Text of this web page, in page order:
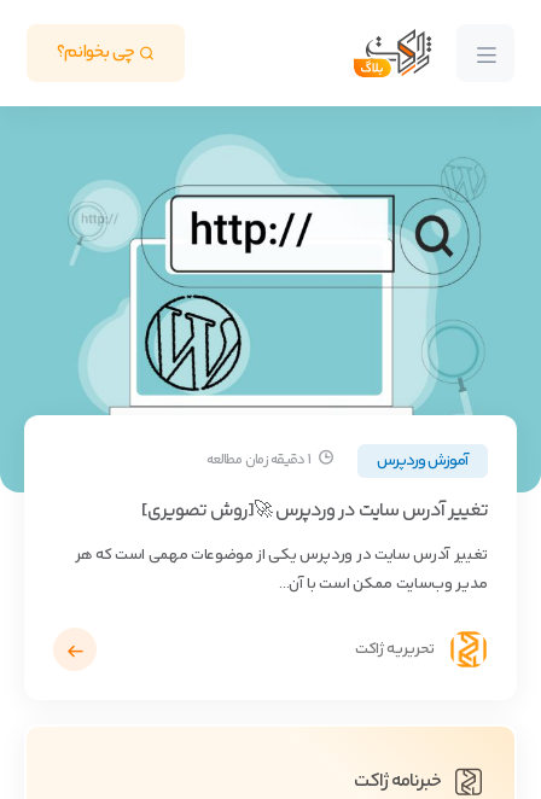
چی بخوانم؟
آموزش وردپرس 1 دقیقه زمان مطالعه
تغییر آدرس سایت در وردپرس 🚀[روش تصویری]
تغییر آدرس سایت در وردپرس یکی از موضوعات مهمی است که هر
مدیر وب‌سایت ممکن است با آن...
تحریریه ژاکت
خبرنامه ژاکت